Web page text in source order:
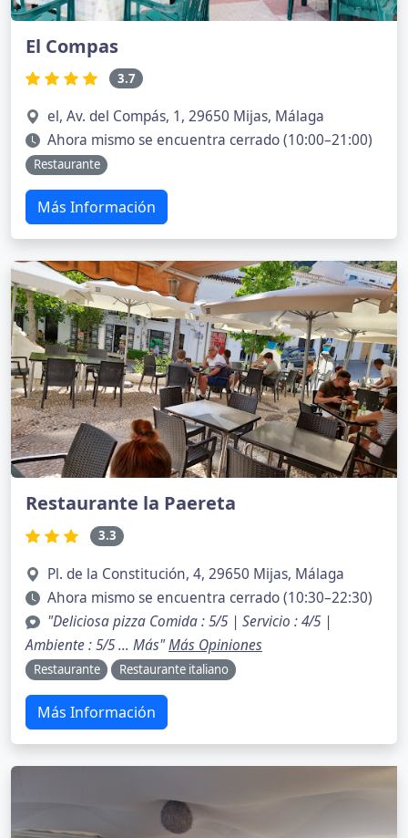
El Compas
3.7
el, Av. del Compás, 1, 29650 Mijas, Málaga
Ahora mismo se encuentra cerrado (10:00–21:00)
Restaurante
Más Información
Restaurante la Paereta
3.3
Pl. de la Constitución, 4, 29650 Mijas, Málaga
Ahora mismo se encuentra cerrado (10:30–22:30)
"Deliciosa pizza Comida : 5/5 | Servicio : 4/5 |
Ambiente : 5/5 … Más"Más Opiniones
Restaurante Restaurante italiano
Más Información